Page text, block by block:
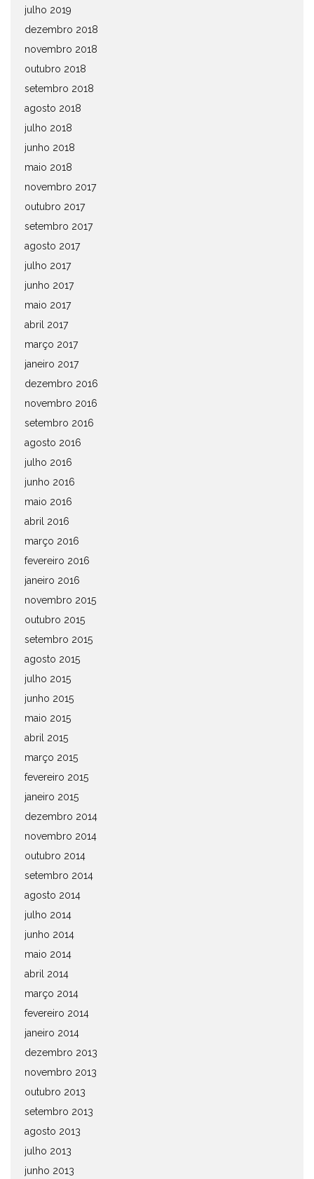
julho 2019
dezembro 2018
novembro 2018
outubro 2018
setembro 2018
agosto 2018
julho 2018
junho 2018
maio 2018
novembro 2017
outubro 2017
setembro 2017
agosto 2017
julho 2017
junho 2017
maio 2017
abril 2017
março 2017
janeiro 2017
dezembro 2016
novembro 2016
setembro 2016
agosto 2016
julho 2016
junho 2016
maio 2016
abril 2016
março 2016
fevereiro 2016
janeiro 2016
novembro 2015
outubro 2015
setembro 2015
agosto 2015
julho 2015
junho 2015
maio 2015
abril 2015
março 2015
fevereiro 2015
janeiro 2015
dezembro 2014
novembro 2014
outubro 2014
setembro 2014
agosto 2014
julho 2014
junho 2014
maio 2014
abril 2014
março 2014
fevereiro 2014
janeiro 2014
dezembro 2013
novembro 2013
outubro 2013
setembro 2013
agosto 2013
julho 2013
junho 2013